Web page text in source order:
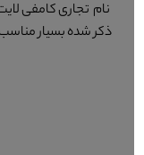
نام تجاری کامفی
ذکر شده بسیار مناسب